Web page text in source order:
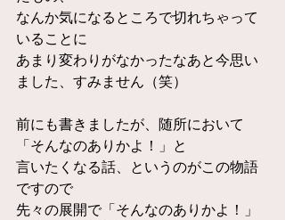
なんか気になるところで切れちゃって
いることに
あまり変わりがなかったなあと今思い
ました、すみません（笑）
前にも書きましたが、随所において
「そんなのありかよ！」と
言いたくなる話、というのがこの物語
ですので
先々の展開で「そんなのありかよ！」